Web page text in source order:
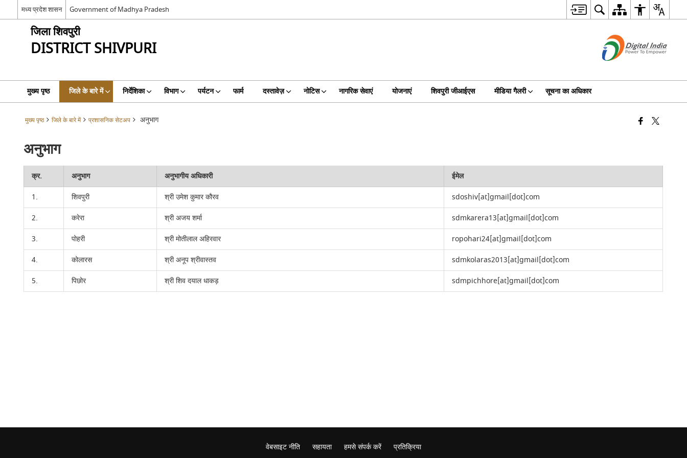
मध्य प्रदेश शासन Government of Madhya Pradesh
जिला शिवपुरी
DISTRICT SHIVPURI
मुख्य पृष्ठ जिले के बारे में निर्देशिका विभाग पर्यटन फार्म दस्तावेज़ नोटिस नागरिक सेवाएं योजनाएं शिवपुरी जीआईएस मीडिया गैलरी सूचना का अधिकार
मुख्य पृष्ठ जिले के बारे में प्रशासनिक सेटअप अनुभाग
अनुभाग
क्र. अनुभाग अनुभागीय अधिकारी
ईमेल
1.
शिवपुरी श्री उमेश कुमार कौरव
sdoshiv[at]gmail[dot]com
2.
करेरा श्री अजय शर्मा
sdmkarera13[at]gmail[dot]com
3.
पोहरी श्री मोतीलाल अहिरवार
ropohari24[at]gmail[dot]com
4.
कोलारस श्री अनूप श्रीवास्तव
sdmkolaras2013[at]gmail[dot]com
5.
पिछोर श्री शिव दयाल धाकड़ sdmpichhore[at]gmail[dot]com
वेबसाइट नीति सहायता हमसे संपर्क करें प्रतिक्रिया